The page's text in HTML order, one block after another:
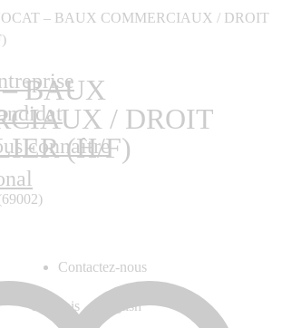
connaître
Contactez-nous
Français English
– BAUX COMMERCIAUX / DROIT
BAUX
/ DROIT
(H/F)